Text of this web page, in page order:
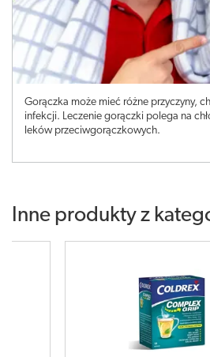
Gorączka może mieć różne przyczyny,
infekcji. Leczenie gorączki polega na
leków przeciwgorączkowych.
Inne produkty z